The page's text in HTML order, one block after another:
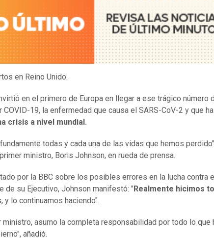
en Reino Unido.
en el primero de Europa en llegar a ese trágico número
19, la enfermedad que causa el SARS-CoV-2 y que ha
crisis a nivel mundial.
todas y cada una de las vidas que hemos
ministro, Boris Johnson, en rueda de prensa.
por la BBC sobre los posibles errores en la lucha contra el
de su Ejecutivo, Johnson manifestó: " Realmente hicimos
, y lo continuamos haciendo".
ministro, asumo la completa responsabilidad por todo lo que
añadió.